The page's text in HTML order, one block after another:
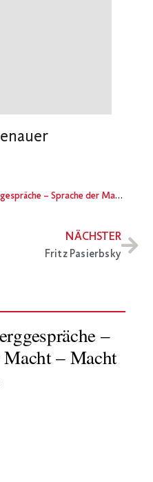
– Sprache der Macht – Macht der Sprache
NÄCHSTER
Fritz Pasierbsky
–
Macht – Macht